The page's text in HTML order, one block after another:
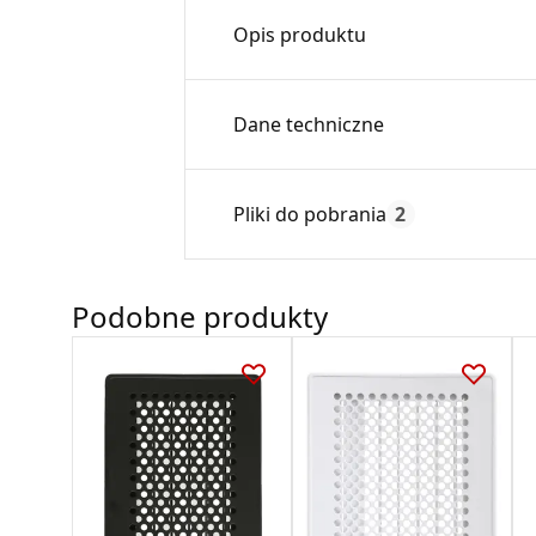
Opis produktu
Wykonana z blachy
Dane techniczne
Max. temperatura:
Pliki do pobrania 2
Deklaracja
DZ 01_2018.pdf
Podobne produkty